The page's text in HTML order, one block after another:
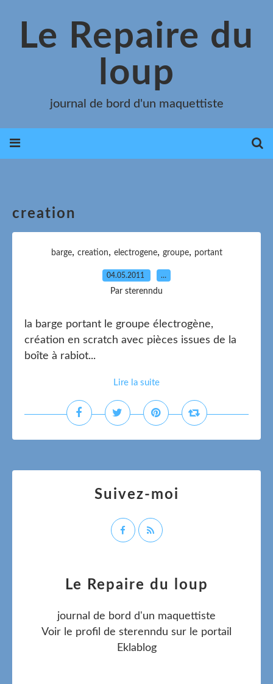
Le Repaire du
loup
journal de bord d'un maquettiste
creation
barge, creation, electrogene, groupe, portant
04.05.2011 …
Par sterenndu
la barge portant le groupe électrogène,
création en scratch avec pièces issues de la
boîte à rabiot...
Lire la suite
Le Repaire du loup
journal de bord d'un maquettiste
Voir le profil de sterenndu sur le portail
Eklablog
Suivez-moi